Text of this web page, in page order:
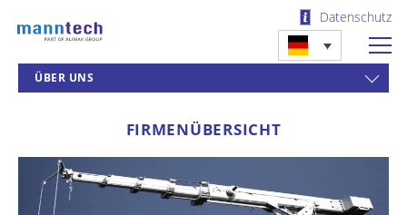
Datenschutz
ÜBER UNS
FIRMENÜBERSICHT